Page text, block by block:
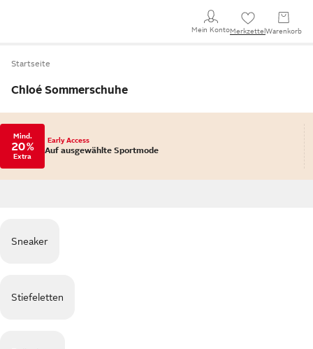
Mein KontoMerkzettel Warenkorb
Startseite
Chloé Sommerschuhe
Mind.
20 %
Extra
Early Access
Auf ausgewählte Sportmode
Sneaker
Stiefeletten